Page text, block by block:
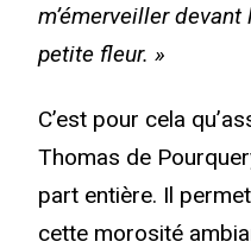
m’émerveiller devant
petite fleur. »
C’est pour cela
Thomas de
part entière. Il
cette morosité